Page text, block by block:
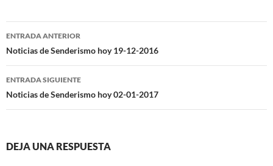
Navegación
de
entradas
ENTRADA ANTERIOR
Noticias de Senderismo hoy 19-12-2016
ENTRADA SIGUIENTE
Noticias de Senderismo hoy 02-01-2017
DEJA UNA RESPUESTA